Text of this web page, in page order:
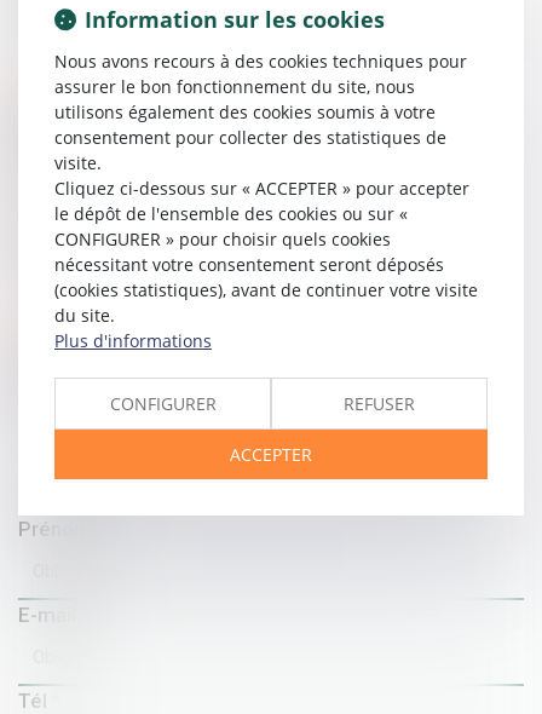
permissa est. ideoque carnifex nefas admisisse convictus inmane,
vivus exustus est.
Formations
Formations
Nec minus feminae
Quoque calamitatum participes
Fuere similium
Nam ex hoc quoque
Sexum peremptae sunt originis
Contacter Maître Charles JOHNSON
ContacterCharles JOHNSON
Prénom
E-mail
Tél
Information sur les cookies
Nous avons recours à des cookies techniques pour
assurer le bon fonctionnement du site, nous
utilisons également des cookies soumis à votre
consentement pour collecter des statistiques de
visite.
Cliquez ci-dessous sur « ACCEPTER » pour accepter
le dépôt de l'ensemble des cookies ou sur «
CONFIGURER » pour choisir quels cookies
nécessitant votre consentement seront déposés
(cookies statistiques), avant de continuer votre visite
du site.
Plus d'informations
CONFIGURER REFUSER
ACCEPTER